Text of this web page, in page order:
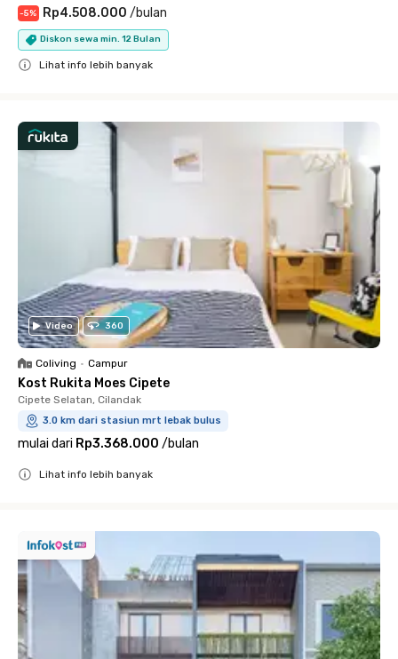
-5% Rp4.508.000 /bulan
Diskon sewa min. 12 Bulan
Lihat info lebih banyak
Video 360
Coliving • Campur
Kost Rukita Moes Cipete
Cipete Selatan, Cilandak
3.0 km dari stasiun mrt lebak bulus
mulai dari Rp3.368.000 /bulan
Lihat info lebih banyak